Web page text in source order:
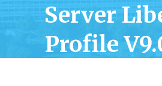
Server
Profile